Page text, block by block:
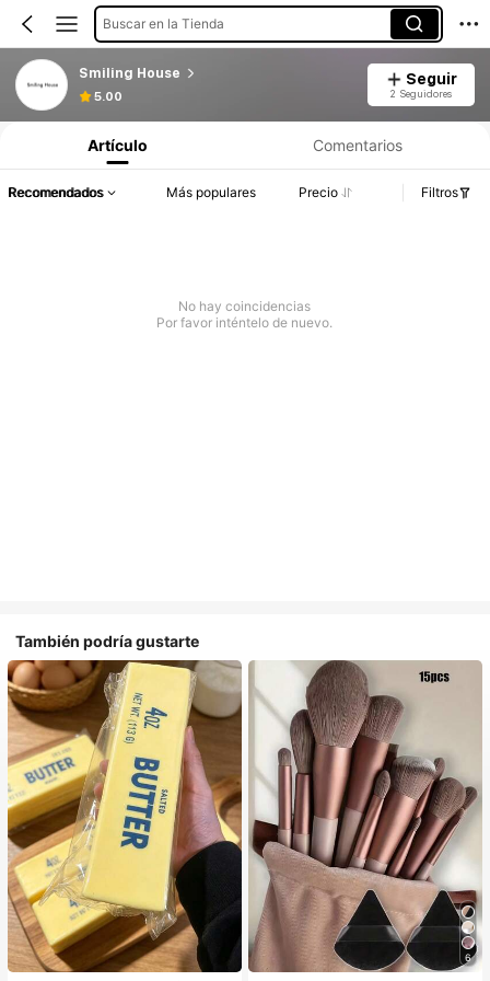
Buscar en la Tienda
Smiling House
5.00
Seguir
2 Seguidores
Artículo Comentarios
Recomendados Más populares Precio Filtros
No hay coincidencias
Por favor inténtelo de nuevo.
También podría gustarte
6